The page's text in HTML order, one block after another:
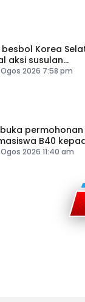
2026
besbol Korea
aksi susulan
haba
2026 7:58 pm
buka permohonan
B40
SPM
2026 11:40 am